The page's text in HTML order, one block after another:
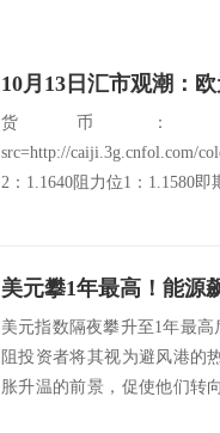
10月13日汇市观潮：
货币
src=http://caiji.3g.cnfol.com/
2：1.1640阻力位1：1.1580即
美元指数隔夜攀升至1年最
阻投资者将其视为避风港的
胀升温的前景，促使他们转